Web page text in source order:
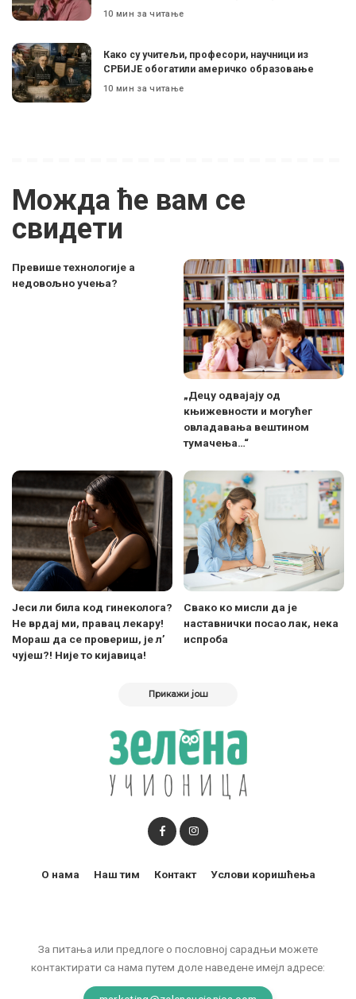
10 мин за читање
Како су учитељи, професори, научници из
СРБИЈЕ обогатили америчко образовање
10 мин за читање
Можда ће вам се
свидети
Превише технологије а
недовољно учења?
„Децу одвајају од
књижевности и могућег
овладавања вештином
тумачења…“
Јеси ли била код гинеколога?
Не врдај ми, правац лекару!
Мораш да се провериш, је л’
чујеш?! Није то кијавица!
Свако ко мисли да је
наставнички посао лак, нека
испроба
Прикажи још
За питања или предлоге о пословној сарадњи можете
контактирати са нама путем доле наведене имејл адресе:
О нама Наш тим Контакт Услови коришћења